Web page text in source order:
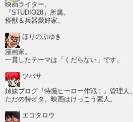
映画ライター。
『STUDIO28』所属。
怪獣＆兵器愛好家。
ほりのぶゆき
漫画家。
一貫したテーマは「くだらない」です。
ツバサ
姉妹ブログ『特撮ヒーロー作戦！』管理人。
ただの特オタ。映画はけっこう素人。
エコタロウ